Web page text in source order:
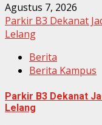
Agustus 7, 2026
Parkir B3 Dekanat
Lelang
Berita
Berita Kampus
Parkir B3 Dekanat
Lelang